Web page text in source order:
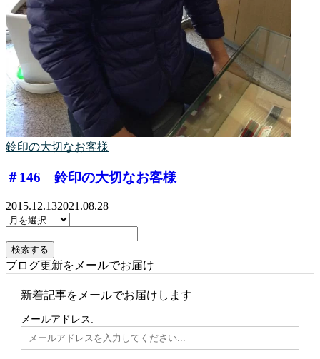
鈴印の大切なお客様
＃146 鈴印の大切なお客様
2015.12.132021.08.28
ブログ更新をメールでお届け
新着記事をメールでお届けします
メールアドレス: